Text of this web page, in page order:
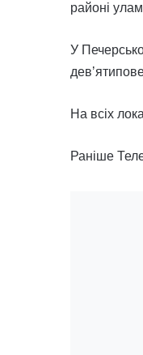
районі
У
На всіх
Раніше